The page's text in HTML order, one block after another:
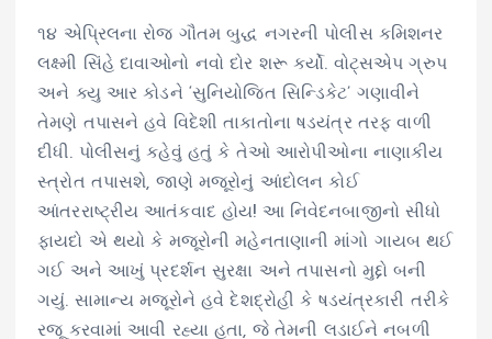
૧૪ એપ્રિલના રોજ ગૌતમ બુદ્ધ નગરની પોલીસ કમિશનર
લક્ષ્મી સિંહે દાવાઓનો નવો દોર શરૂ કર્યો. વોટ્સએપ ગ્રુપ
અને ક્યુ આર કોડને ‘સુનિયોજિત સિન્ડિકેટ’ ગણાવીને
તેમણે તપાસને હવે વિદેશી તાકાતોના ષડયંત્ર તરફ વાળી
દીધી. પોલીસનું કહેવું હતું કે તેઓ આરોપીઓના નાણાકીય
સ્ત્રોત તપાસશે, જાણે મજૂરોનું આંદોલન કોઈ
આંતરરાષ્ટ્રીય આતંકવાદ હોય! આ નિવેદનબાજીનો સીધો
ફાયદો એ થયો કે મજૂરોની મહેનતાણાની માંગો ગાયબ થઈ
ગઈ અને આખું પ્રદર્શન સુરક્ષા અને તપાસનો મુદ્દો બની
ગયું. સામાન્ય મજૂરોને હવે દેશદ્રોહી કે ષડયંત્રકારી તરીકે
રજૂ કરવામાં આવી રહ્યા હતા, જે તેમની લડાઈને નબળી